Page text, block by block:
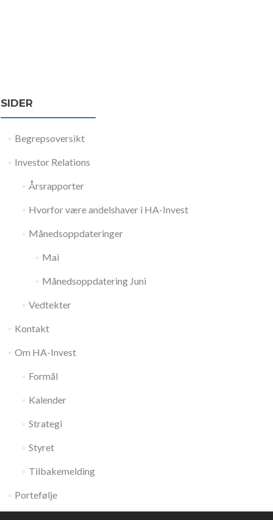
SIDER
Begrepsoversikt
Investor Relations
Årsrapporter
Hvorfor være andelshaver i HA-Invest
Månedsoppdateringer
Mai
Månedsoppdatering Juni
Vedtekter
Kontakt
Om HA-Invest
Formål
Kalender
Strategi
Styret
Tilbakemelding
Portefølje